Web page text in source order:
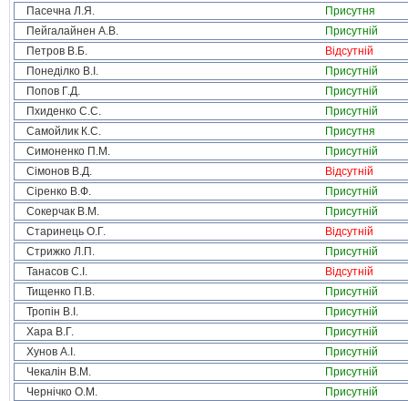
Пасечна Л.Я.
Присутня
Пейгалайнен А.В.
Присутній
Петров В.Б.
Відсутній
Понеділко В.І.
Присутній
Попов Г.Д.
Присутній
Пхиденко С.С.
Присутній
Самойлик К.С.
Присутня
Симоненко П.М.
Присутній
Сімонов В.Д.
Відсутній
Сіренко В.Ф.
Присутній
Сокерчак В.М.
Присутній
Старинець О.Г.
Відсутній
Стрижко Л.П.
Присутній
Танасов С.І.
Відсутній
Тищенко П.В.
Присутній
Тропін В.І.
Присутній
Хара В.Г.
Присутній
Хунов А.І.
Присутній
Чекалін В.М.
Присутній
Чернічко О.М.
Присутній